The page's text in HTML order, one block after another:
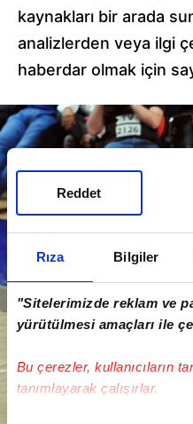
Rıza Bilgiler
"Sitelerimizde reklam ve
yürütülmesi amaçları ile
Bu çerezler, kullanıcıların
tanımlayarak çalışırlar.
Reddet
kaynakları bir arada
analizlerden veya ilgi
haberdar olmak için